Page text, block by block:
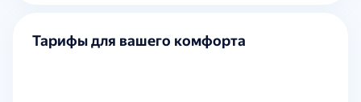
Тарифы для вашего комфорта